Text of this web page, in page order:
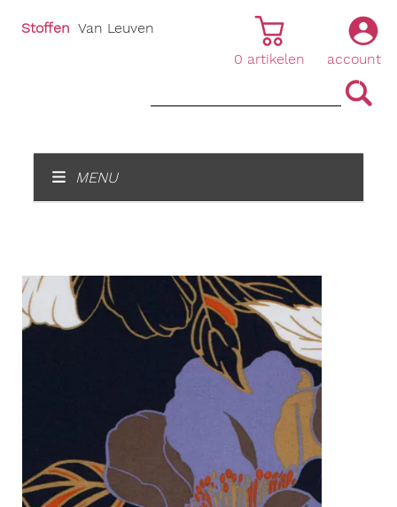
account
|
0 artikelen
Stoffen Van Leuven
MENU